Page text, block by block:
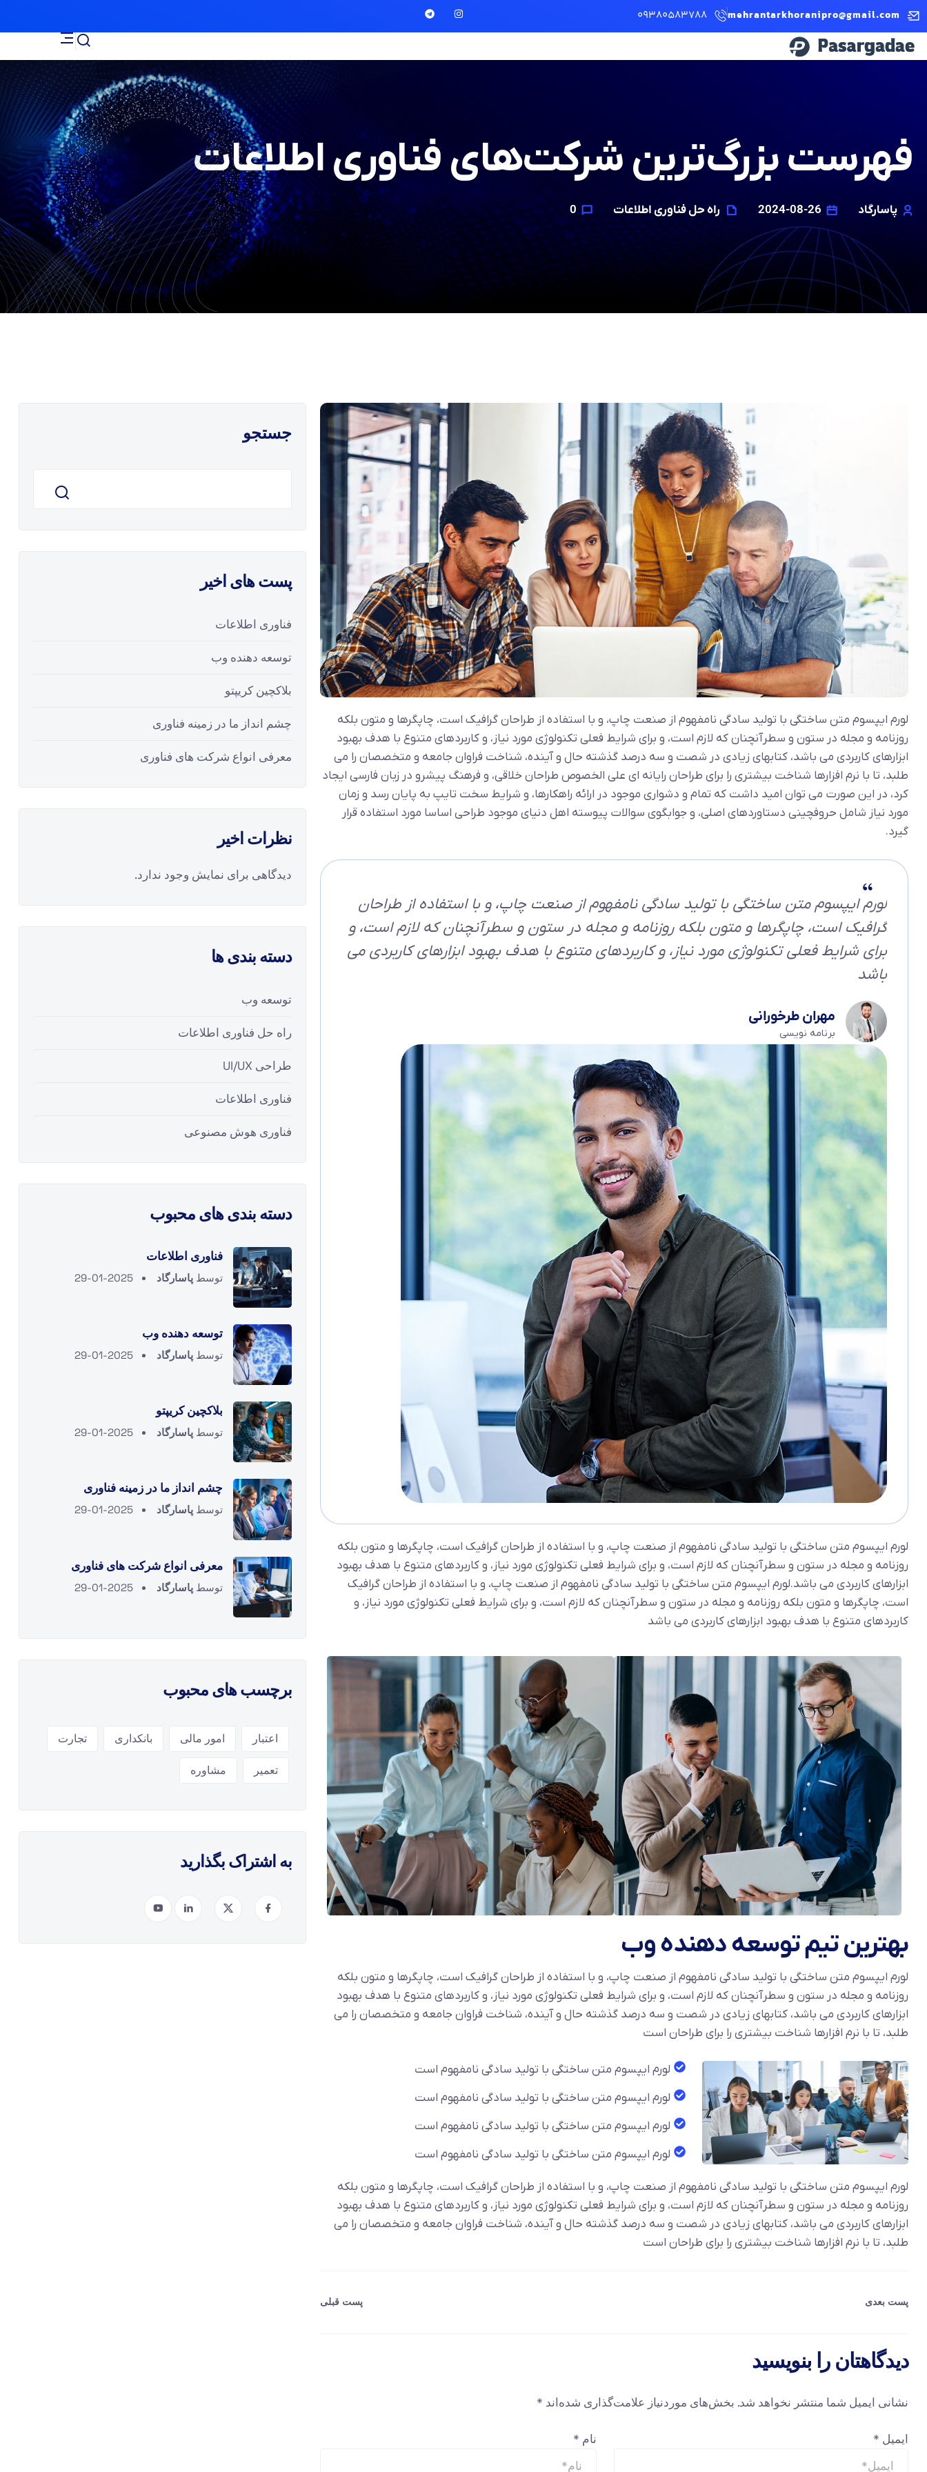
mehrantarkhoranipro@gmail.com
09380583788
فهرست بزرگ‌ترین شرکت‌های فناوری اطلاعات
پاسارگاد 2024-08-26 راه حل فناوری اطلاعات 0
لورم ایپسوم متن ساختگی با تولید سادگی نامفهوم از صنعت چاپ، و با استفاده از طراحان گرافیک است، چاپگرها و متون بلکه
روزنامه و مجله در ستون و سطرآنچنان که لازم است، و برای شرایط فعلی تکنولوژی مورد نیاز، و کاربردهای متنوع با هدف بهبود
ابزارهای کاربردی می باشد، کتابهای زیادی در شصت و سه درصد گذشته حال و آینده، شناخت فراوان جامعه و متخصصان را می
طلبد، تا با نرم افزارها شناخت بیشتری را برای طراحان رایانه ای علی الخصوص طراحان خلاقی، و فرهنگ پیشرو در زبان فارسی ایجاد
کرد، در این صورت می توان امید داشت که تمام و دشواری موجود در ارائه راهکارها، و شرایط سخت تایپ به پایان رسد و زمان
مورد نیاز شامل حروفچینی دستاوردهای اصلی، و جوابگوی سوالات پیوسته اهل دنیای موجود طراحی اساسا مورد استفاده قرار
گیرد.
لورم ایپسوم متن ساختگی با تولید سادگی نامفهوم از صنعت چاپ، و با استفاده از طراحان
گرافیک است، چاپگرها و متون بلکه روزنامه و مجله در ستون و سطرآنچنان که لازم است، و
برای شرایط فعلی تکنولوژی مورد نیاز، و کاربردهای متنوع با هدف بهبود ابزارهای کاربردی می
باشد
مهران طرخورانی
برنامه نویسی
لورم ایپسوم متن ساختگی با تولید سادگی نامفهوم از صنعت چاپ، و با استفاده از طراحان گرافیک است، چاپگرها و متون بلکه
روزنامه و مجله در ستون و سطرآنچنان که لازم است، و برای شرایط فعلی تکنولوژی مورد نیاز، و کاربردهای متنوع با هدف بهبود
ابزارهای کاربردی می باشد.لورم ایپسوم متن ساختگی با تولید سادگی نامفهوم از صنعت چاپ، و با استفاده از طراحان گرافیک
است، چاپگرها و متون بلکه روزنامه و مجله در ستون و سطرآنچنان که لازم است، و برای شرایط فعلی تکنولوژی مورد نیاز، و
کاربردهای متنوع با هدف بهبود ابزارهای کاربردی می باشد
بهترین تیم توسعه دهنده وب
لورم ایپسوم متن ساختگی با تولید سادگی نامفهوم از صنعت چاپ، و با استفاده از طراحان گرافیک است، چاپگرها و متون بلکه
روزنامه و مجله در ستون و سطرآنچنان که لازم است، و برای شرایط فعلی تکنولوژی مورد نیاز، و کاربردهای متنوع با هدف بهبود
ابزارهای کاربردی می باشد، کتابهای زیادی در شصت و سه درصد گذشته حال و آینده، شناخت فراوان جامعه و متخصصان را می
طلبد، تا با نرم افزارها شناخت بیشتری را برای طراحان است
لورم ایپسوم متن ساختگی با تولید سادگی نامفهوم است
لورم ایپسوم متن ساختگی با تولید سادگی نامفهوم است
لورم ایپسوم متن ساختگی با تولید سادگی نامفهوم است
لورم ایپسوم متن ساختگی با تولید سادگی نامفهوم است
لورم ایپسوم متن ساختگی با تولید سادگی نامفهوم از صنعت چاپ، و با استفاده از طراحان گرافیک است، چاپگرها و متون بلکه
روزنامه و مجله در ستون و سطرآنچنان که لازم است، و برای شرایط فعلی تکنولوژی مورد نیاز، و کاربردهای متنوع با هدف بهبود
ابزارهای کاربردی می باشد، کتابهای زیادی در شصت و سه درصد گذشته حال و آینده، شناخت فراوان جامعه و متخصصان را می
طلبد، تا با نرم افزارها شناخت بیشتری را برای طراحان است
پست قبلی پست بعدی
دیدگاهتان را بنویسید
نشانی ایمیل شما منتشر نخواهد شد. بخش‌های موردنیاز علامت‌گذاری شده‌اند *
نام * ایمیل *
جستجو
پست های اخیر
فناوری اطلاعات
توسعه دهنده وب
بلاکچین کریپتو
چشم انداز ما در زمینه فناوری
معرفی انواع شرکت های فناوری
نظرات اخیر
دیدگاهی برای نمایش وجود ندارد.
دسته بندی ها
توسعه وب
راه حل فناوری اطلاعات
طراحی UI/UX
فناوری اطلاعات
فناوری هوش مصنوعی
دسته بندی های محبوب
فناوری اطلاعات
توسطپاسارگاد 2025-01-29
توسعه دهنده وب
توسطپاسارگاد 2025-01-29
بلاکچین کریپتو
توسطپاسارگاد 2025-01-29
چشم انداز ما در زمینه فناوری
توسطپاسارگاد 2025-01-29
معرفی انواع شرکت های فناوری
توسطپاسارگاد 2025-01-29
برچسب های محبوب
اعتبار امور مالی بانکداری تجارت
تعمیر مشاوره
به اشتراک بگذارید